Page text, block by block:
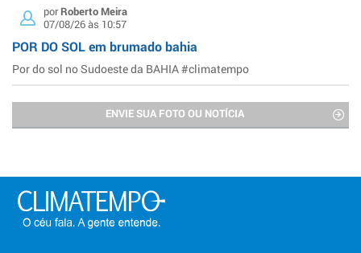
porRoberto Meira
07/08/26 às 10:57
POR DO SOL em brumado bahia
Por do sol no Sudoeste da BAHIA #climatempo
ENVIE SUA FOTO OU NOTÍCIA